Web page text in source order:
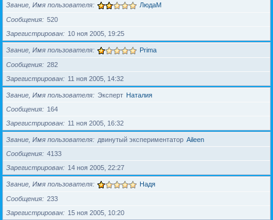
Звание, Имя пользователя ЛюдаМ
Сообщения
520
Зарегистрирован
10 ноя 2005, 19:25
Звание, Имя пользователя Prima
Сообщения
282
Зарегистрирован
11 ноя 2005, 14:32
Звание, Имя пользователя Эксперт Наталия
Сообщения
164
Зарегистрирован
11 ноя 2005, 16:32
Звание, Имя пользователя двинутый экспериментатор Aileen
Сообщения
4133
Зарегистрирован
14 ноя 2005, 22:27
Звание, Имя пользователя Надя
Сообщения
233
Зарегистрирован
15 ноя 2005, 10:20